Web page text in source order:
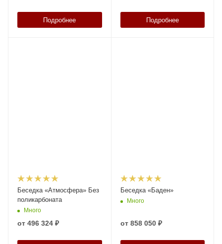
Подробнее Подробнее
Беседка «Атмосфера» Без
поликарбоната
Много
от 496 324 ₽
Беседка «Баден»
Много
от 858 050 ₽